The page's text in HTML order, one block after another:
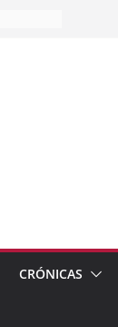
CRÓNICAS